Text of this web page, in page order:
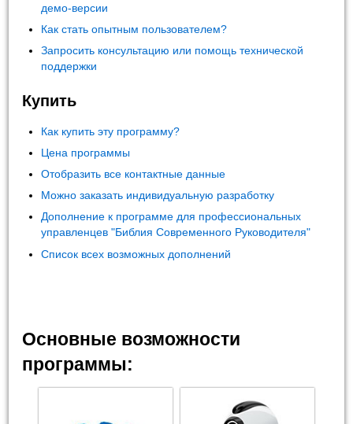
демо-версии
Как стать опытным пользователем?
Запросить консультацию или помощь технической
поддержки
Купить
Как купить эту программу?
Цена программы
Отобразить все контактные данные
Можно заказать индивидуальную разработку
Дополнение к программе для профессиональных
управленцев "Библия Современного Руководителя"
Список всех возможных дополнений
Основные возможности
программы: